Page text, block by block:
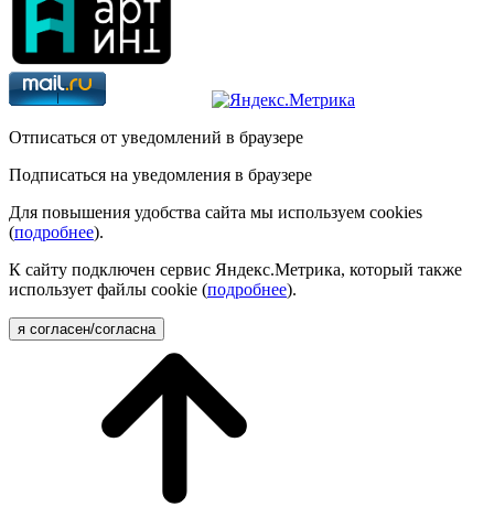
Отписаться от уведомлений в браузере
Подписаться на уведомления в браузере
Для повышения удобства сайта мы используем cookies
(подробнее).
К сайту подключен сервис Яндекс.Метрика, который также
использует файлы cookie (подробнее).
я согласен/согласна